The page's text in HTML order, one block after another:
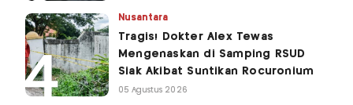
Nusantara
Tragis! Dokter Alex Tewas
Mengenaskan di Samping RSUD
Siak Akibat Suntikan Rocuronium
05 Agustus 2026